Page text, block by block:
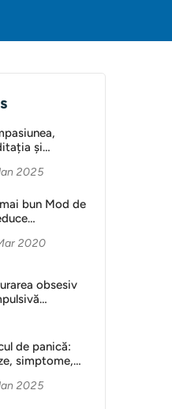
și
2025
bun Mod de
2020
obsesiv
de panică:
simptome,
2025